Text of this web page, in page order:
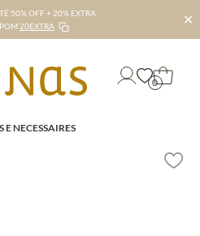
50% OFF + 20% EXTRA
20EXTRA ✕
0
E NECESSAIRES